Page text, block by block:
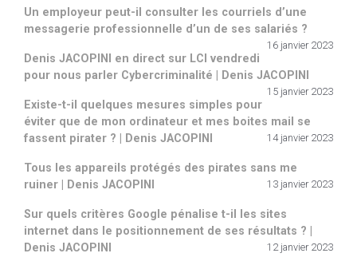
Un employeur peut-il consulter les courriels d’une
messagerie professionnelle d’un de ses salariés ?
16 janvier 2023
Denis JACOPINI en direct sur LCI vendredi
pour nous parler Cybercriminalité | Denis JACOPINI
15 janvier 2023
Existe-t-il quelques mesures simples pour
éviter que de mon ordinateur et mes boites mail se
fassent pirater ? | Denis JACOPINI
14 janvier 2023
Tous les appareils protégés des pirates sans me
ruiner | Denis JACOPINI
13 janvier 2023
Sur quels critères Google pénalise t-il les sites
internet dans le positionnement de ses résultats ? |
Denis JACOPINI
12 janvier 2023